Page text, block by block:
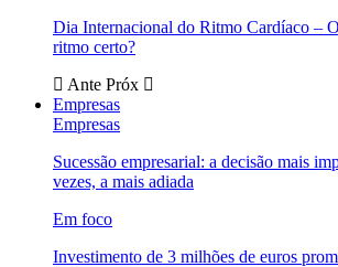
Dia Internacional do Ritmo Cardíaco –
ritmo certo?
Ante Próx
Empresas
Empresas
Sucessão empresarial: a decisão mais
vezes, a mais adiada
Em foco
Investimento de 3 milhões de euros